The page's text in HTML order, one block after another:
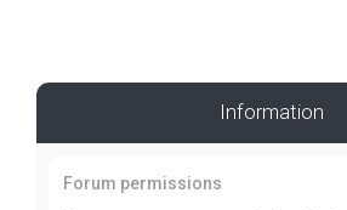
Information
Forum permissions